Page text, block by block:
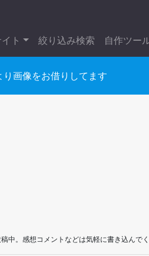
ト 絞り込み検索 自作ツー
り画像をお借りしてます
中。感想コメントなどは気軽に書き込んでく